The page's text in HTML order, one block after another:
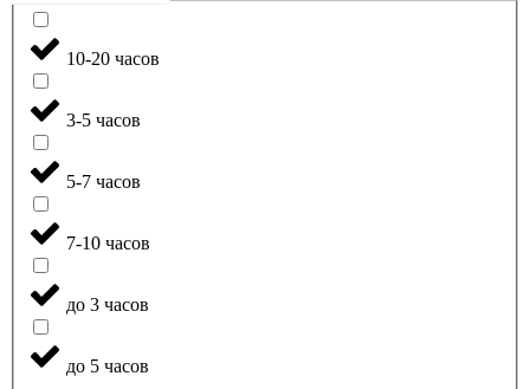
10-20 часов
3-5 часов
5-7 часов
7-10 часов
до 3 часов
до 5 часов